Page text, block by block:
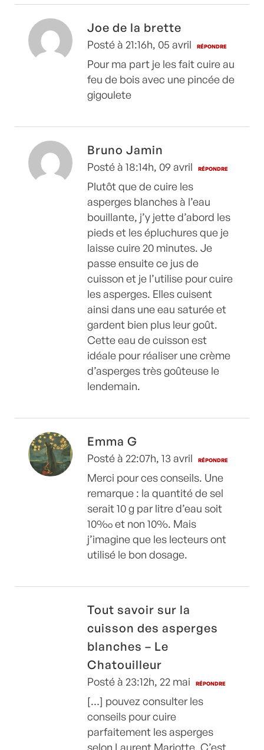
Joe de la brette
Posté à 21:16h, 05 avril RÉPONDRE
Pour ma part je les fait cuire au
feu de bois avec une pincée de
gigoulete
Bruno Jamin
Posté à 18:14h, 09 avril RÉPONDRE
Plutôt que de cuire les
asperges blanches à l’eau
bouillante, j’y jette d’abord les
pieds et les épluchures que je
laisse cuire 20 minutes. Je
passe ensuite ce jus de
cuisson et je l’utilise pour cuire
les asperges. Elles cuisent
ainsi dans une eau saturée et
gardent bien plus leur goût.
Cette eau de cuisson est
idéale pour réaliser une crème
d’asperges très goûteuse le
lendemain.
Emma G
Posté à 22:07h, 13 avril RÉPONDRE
Merci pour ces conseils. Une
remarque : la quantité de sel
serait 10 g par litre d’eau soit
10‰ et non 10%. Mais
j’imagine que les lecteurs ont
utilisé le bon dosage.
Tout savoir sur la
cuisson des asperges
blanches – Le
Chatouilleur
Posté à 23:12h, 22 mai RÉPONDRE
[…] pouvez consulter les
conseils pour cuire
parfaitement les asperges
selon Laurent Mariotte. C’est